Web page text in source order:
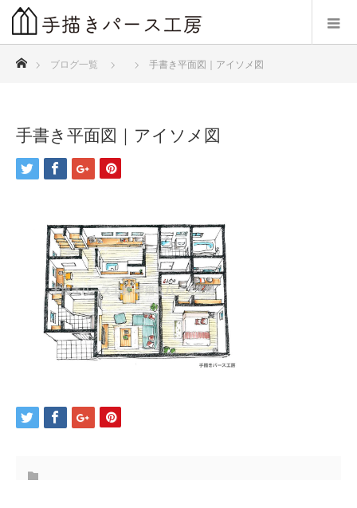
ブログ一覧 手書き平面図｜アイソメ図
手書き平面図｜アイソメ図